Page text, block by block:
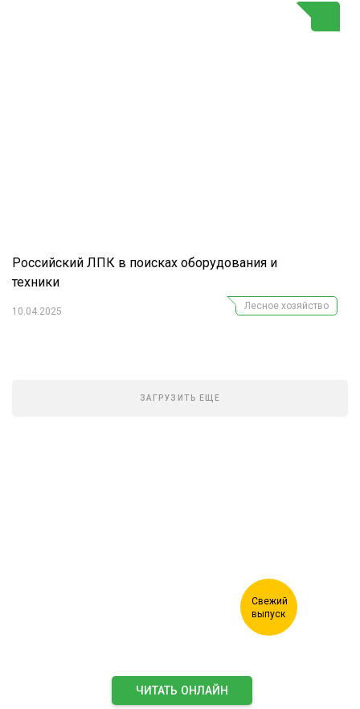
Российский ЛПК в поисках оборудования и
техники
10.04.2025
Лесное хозяйство
ЧИТАТЬ ОНЛАЙН
ЗАГРУЗИТЬ ЕЩЕ